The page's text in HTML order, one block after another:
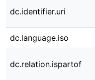
dc.identifier.uri
dc.language.iso
dc.relation.ispartof